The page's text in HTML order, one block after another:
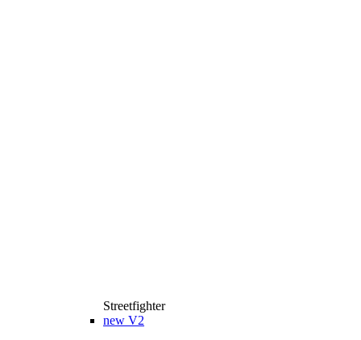
Streetfighter
new V2